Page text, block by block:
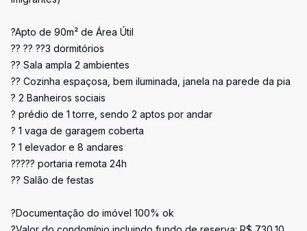
?Apto de 90m² de Área Útil
?? ?? ??3 dormitórios
?? Sala ampla 2 ambientes
?? Cozinha espaçosa, bem iluminada, janela na parede da pia
? 2 Banheiros sociais
? prédio de 1 torre, sendo 2 aptos por andar
? 1 vaga de garagem coberta
? 1 elevador e 8 andares
????? portaria remota 24h
?? Salão de festas
?Documentação do imóvel 100% ok